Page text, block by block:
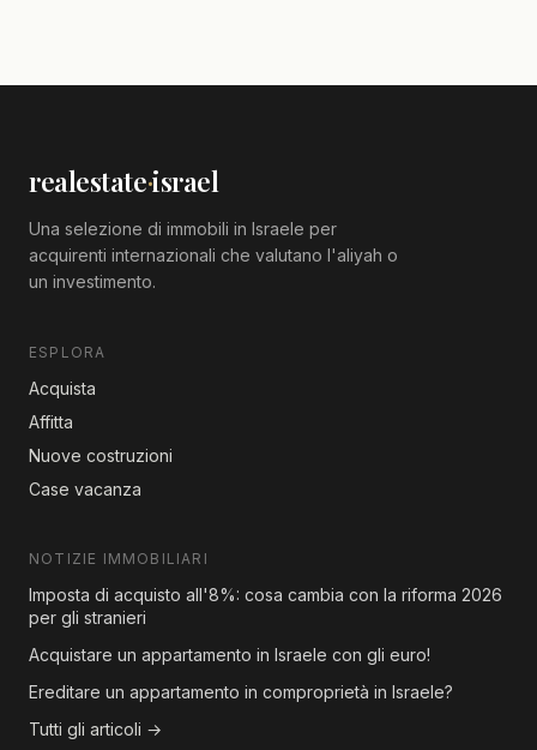
realestate·israel
Una selezione di immobili in Israele per
acquirenti internazionali che valutano l'aliyah o
un investimento.
ESPLORA
Acquista
Affitta
Nuove costruzioni
Case vacanza
NOTIZIE IMMOBILIARI
Imposta di acquisto all'8%: cosa cambia con la riforma 2026
per gli stranieri
Acquistare un appartamento in Israele con gli euro!
Ereditare un appartamento in comproprietà in Israele?
Tutti gli articoli →